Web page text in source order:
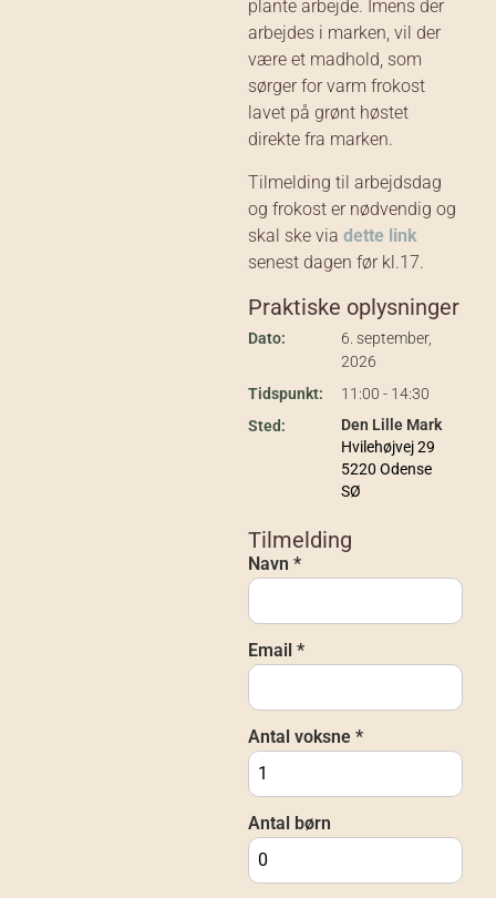
plante arbejde. Imens der
arbejdes i marken, vil der
være et madhold, som
sørger for varm frokost
lavet på grønt høstet
direkte fra marken.
Tilmelding til arbejdsdag
og frokost er nødvendig og
skal ske via dette link
senest dagen før kl.17.
Praktiske oplysninger
Dato:
6. september,
2026
Tidspunkt:
11:00 - 14:30
Sted:
Den Lille Mark
Hvilehøjvej 29
5220 Odense
SØ
Tilmelding
Navn *
Email *
Antal voksne *
Antal børn